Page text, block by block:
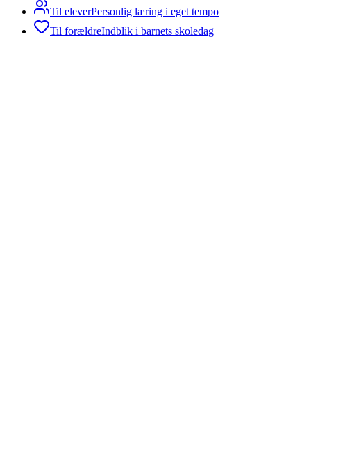
Til eleverPersonlig læring i eget tempo
Til forældreIndblik i barnets skoledag